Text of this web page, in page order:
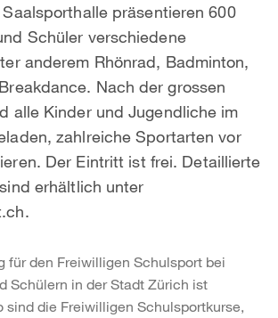
präsentieren 600
Schüler verschiedene
anderem Rhönrad, Badminton,
Nach der grossen
alle Kinder und Jugendliche im
zahlreiche Sportarten vor
Der Eintritt ist frei. Detaillierte
erhältlich unter
für den Freiwilligen Schulsport bei
Schülern in der Stadt Zürich ist
sind die Freiwilligen Schulsportkurse,